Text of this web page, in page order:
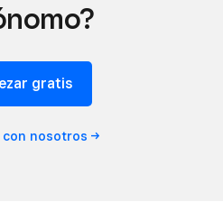
gratis
con nosotros